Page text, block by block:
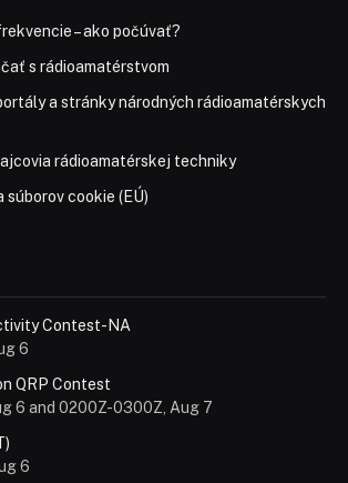
– ako počúvať?
s rádioamatérstvom
a stránky národných rádioamatérskych
rádioamatérskej techniky
súborov cookie (EÚ)
Contest-NA
6
QRP Contest
6 and 0200Z-0300Z, Aug 7
6